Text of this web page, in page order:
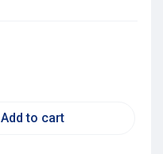
Add to cart